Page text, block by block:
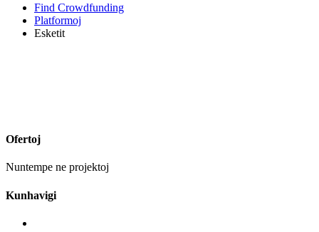
Find Crowdfunding
Platformoj
Esketit
Ofertoj
Nuntempe ne projektoj
Kunhavigi